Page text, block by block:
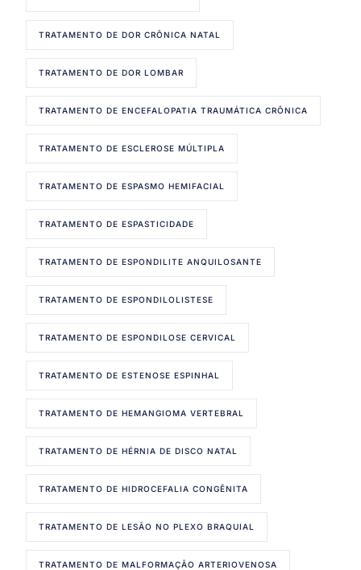
TRATAMENTO DE DOR CRÔNICA NATAL
TRATAMENTO DE DOR LOMBAR
TRATAMENTO DE ENCEFALOPATIA TRAUMÁTICA CRÔNICA
TRATAMENTO DE ESCLEROSE MÚLTIPLA
TRATAMENTO DE ESPASMO HEMIFACIAL
TRATAMENTO DE ESPASTICIDADE
TRATAMENTO DE ESPONDILITE ANQUILOSANTE
TRATAMENTO DE ESPONDILOLISTESE
TRATAMENTO DE ESPONDILOSE CERVICAL
TRATAMENTO DE ESTENOSE ESPINHAL
TRATAMENTO DE HEMANGIOMA VERTEBRAL
TRATAMENTO DE HÉRNIA DE DISCO NATAL
TRATAMENTO DE HIDROCEFALIA CONGÊNITA
TRATAMENTO DE LESÃO NO PLEXO BRAQUIAL
TRATAMENTO DE MALFORMAÇÃO ARTERIOVENOSA